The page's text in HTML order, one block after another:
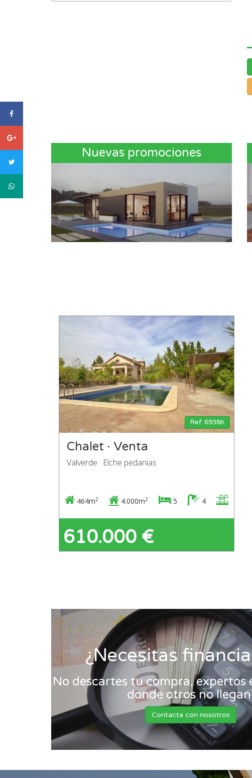
Nuevas promociones
Ref: 6938K
Chalet · Venta
Valverde · Elche pedanias
464m2 4.000m2 5 4
610.000 €
¿Necesitas
No descartes tu compra, expertos
donde otros no
Contacta con nosotros
facebook
Google
twitter
WhatsApp